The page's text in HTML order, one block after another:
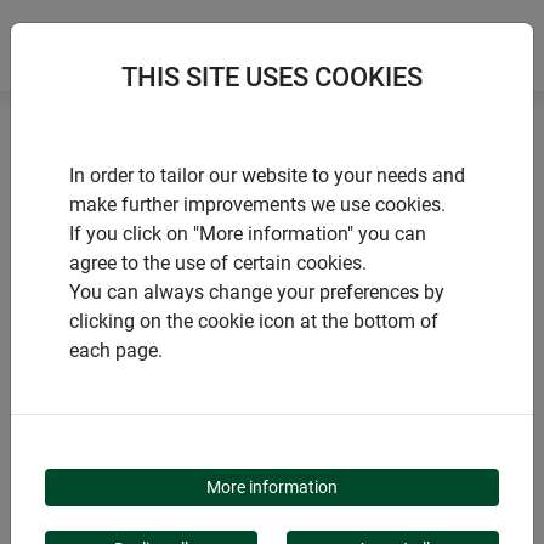
Accueil
Accessoires pour voile d'ombrage
Kit de fixation
PRODUITS
KIT DE FIXATION
THIS SITE USES COOKIES
In order to tailor our website to your needs and
make further improvements we use cookies.
If you click on "More information" you can
agree to the use of certain cookies.
You can always change your preferences by
clicking on the cookie icon at the bottom of
each page.
More information